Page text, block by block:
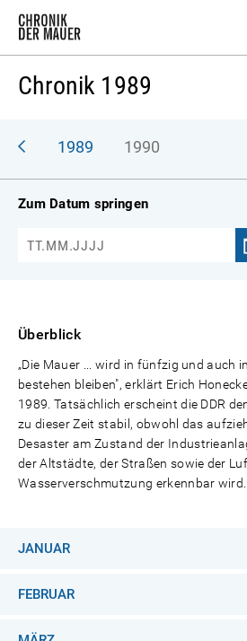
Chronik 1989
1989 1990
Zum Datum springen
Überblick
„Die Mauer ... wird in fünfzig und auch
bestehen bleiben", erklärt Erich
1989. Tatsächlich erscheint die DDR
zu dieser Zeit stabil, obwohl das
Desaster am Zustand der
der Altstädte, der Straßen sowie der
Wasserverschmutzung erkennbar wird.
JANUAR
FEBRUAR